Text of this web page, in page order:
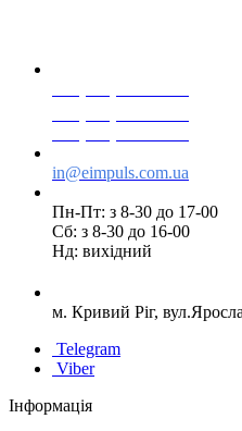
in@eimpuls.com.ua
Пн-Пт: з 8-30 до 17-00
Сб: з 8-30 до 16-00
Нд: вихідний
м. Кривий Ріг,
Telegram
Viber
Інформація